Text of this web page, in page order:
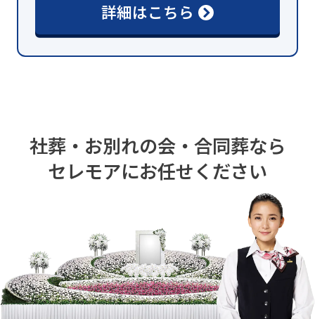
詳細はこちら
社葬・お別れの会・合同葬なら
セレモアにお任せください